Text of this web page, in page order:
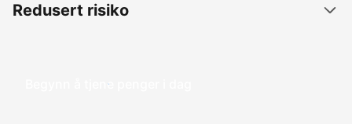
Redusert risiko
Begynn å tjene penger i dag